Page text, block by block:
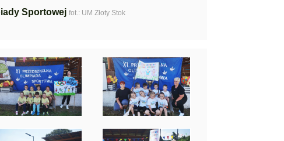
Sportowej fot.: UM Złoty Stok